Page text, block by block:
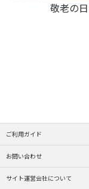
敬老の
ご利用ガイド
お問い合わせ
サイト運営会社について